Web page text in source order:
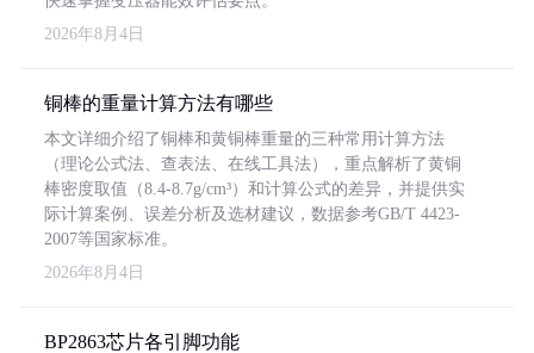
2026年8月4日
铜棒的重量计算方法有哪些
本文详细介绍了铜棒和黄铜棒重量的三种常用计算方法
（理论公式法、查表法、在线工具法），重点解析了黄铜
棒密度取值（8.4-8.7g/cm³）和计算公式的差异，并提供实
际计算案例、误差分析及选材建议，数据参考GB/T 4423-
2007等国家标准。
2026年8月4日
BP2863芯片各引脚功能